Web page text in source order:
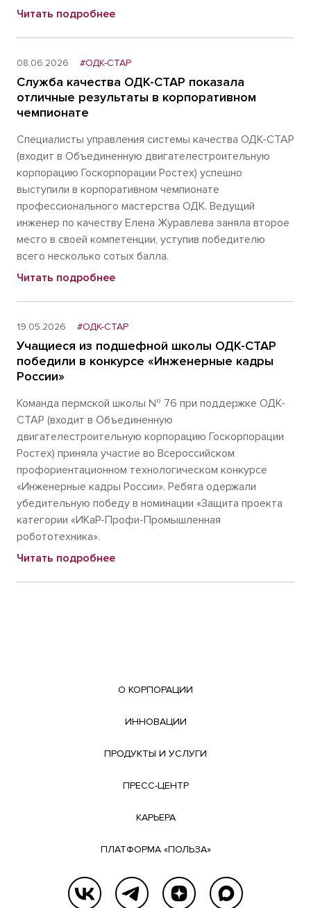
Читать подробнее
08.06.2026 #ОДК-СТАР
Служба качества ОДК-СТАР показала
отличные результаты в корпоративном
чемпионате
Специалисты управления системы качества ОДК-СТАР
(входит в Объединенную двигателестроительную
корпорацию Госкорпорации Ростех) успешно
выступили в корпоративном чемпионате
профессионального мастерства ОДК. Ведущий
инженер по качеству Елена Журавлева заняла второе
место в своей компетенции, уступив победителю
всего несколько сотых балла.
Читать подробнее
19.05.2026 #ОДК-СТАР
Учащиеся из подшефной школы ОДК-СТАР
победили в конкурсе «Инженерные кадры
России»
Команда пермской школы № 76 при поддержке ОДК-
СТАР (входит в Объединенную
двигателестроительную корпорацию Госкорпорации
Ростех) приняла участие во Всероссийском
профориентационном технологическом конкурсе
«Инженерные кадры России». Ребята одержали
убедительную победу в номинации «Защита проекта
категории «ИКаР-Профи-Промышленная
робототехника».
Читать подробнее
О КОРПОРАЦИИ
ИННОВАЦИИ
ПРОДУКТЫ И УСЛУГИ
ПРЕСС-ЦЕНТР
КАРЬЕРА
ПЛАТФОРМА «ПОЛЬЗА»